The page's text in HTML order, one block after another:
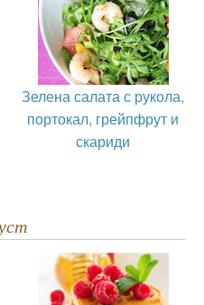
Зелена салата с рукола,
портокал, грейпфрут и
скариди